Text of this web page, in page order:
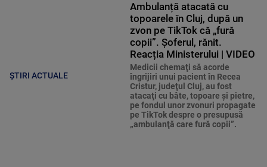
ȘTIRI ACTUALE
Ambulanță atacată cu
topoarele în Cluj, după un
zvon pe TikTok că „fură
copii”. Șoferul, rănit.
Reacția Ministerului | VIDEO
Medicii chemaţi să acorde
îngrijiri unui pacient în Recea
Cristur, judeţul Cluj, au fost
atacaţi cu bâte, topoare şi pietre,
pe fondul unor zvonuri propagate
pe TikTok despre o presupusă
„ambulanţă care fură copii”.